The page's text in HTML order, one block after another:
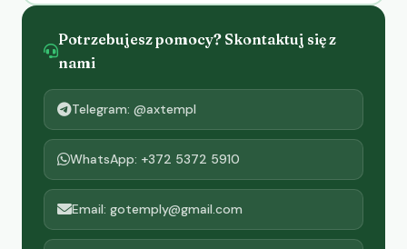
Potrzebujesz pomocy? Skontaktuj się z
nami
Telegram: @axtempl
WhatsApp: +372 5372 5910
Email: gotemply@gmail.com